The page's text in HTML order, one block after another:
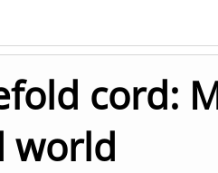
cord:
world